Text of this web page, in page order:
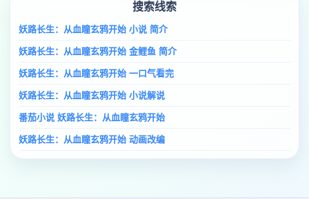
搜索线索
妖路长生：从血瞳玄鸦开始 小说 简介
妖路长生：从血瞳玄鸦开始 金鲤鱼 简介
妖路长生：从血瞳玄鸦开始 一口气看完
妖路长生：从血瞳玄鸦开始 小说解说
番茄小说 妖路长生：从血瞳玄鸦开始
妖路长生：从血瞳玄鸦开始 动画改编